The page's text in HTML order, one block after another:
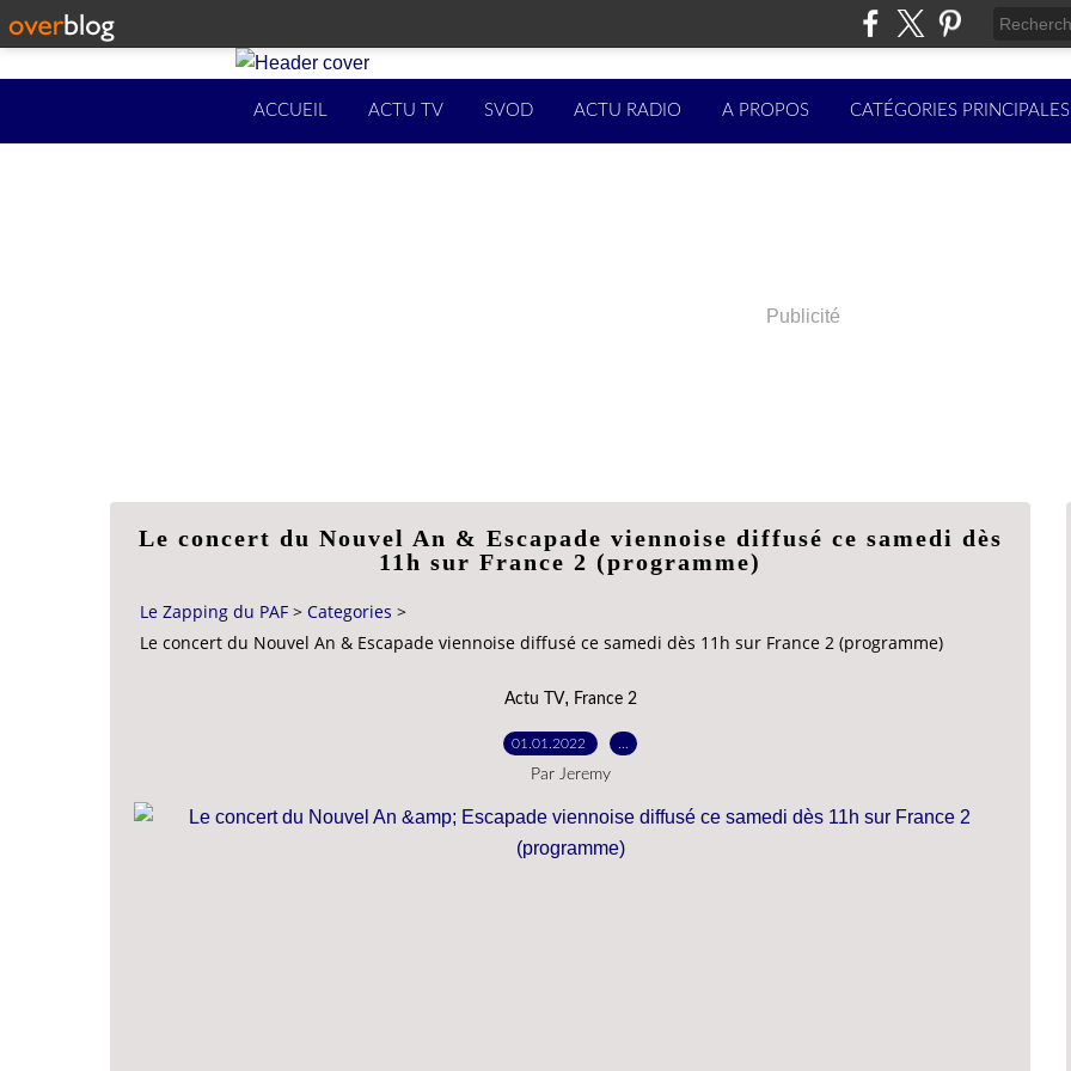
ACCUEIL ACTU TV SVOD ACTU RADIO A PROPOS CATÉGORIES PRINCIPALES
Publicité
Le concert du Nouvel An & Escapade viennoise diffusé ce samedi dès
11h sur France 2 (programme)
Le Zapping du PAF > Categories >
Le concert du Nouvel An & Escapade viennoise diffusé ce samedi dès 11h sur France 2 (programme)
Actu TV, France 2
01.01.2022
Par Jeremy